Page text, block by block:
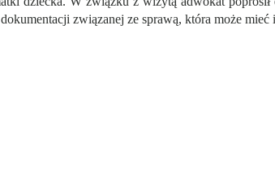
związanej ze sprawą, która może mieć